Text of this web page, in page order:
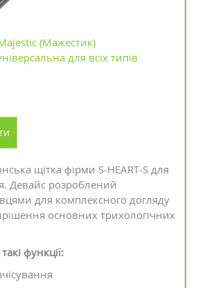
(Мажестик)
для всіх типів
щітка фірми S-HEART-S для
Девайс розроблений
для комплексного догляду
основних трихологічних
функції: